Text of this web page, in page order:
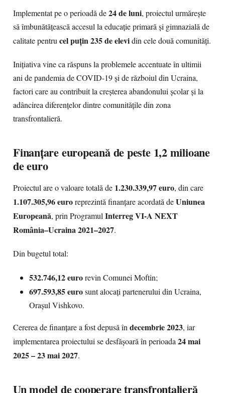
Implementat pe o perioadă de24 de luni, proiectul urmărește
să îmbunătățească accesul la educație primară și gimnazială de
calitate pentrucel puțin 235 de elevidin cele două comunități.
Inițiativa vine ca răspuns la problemele accentuate în ultimii
ani de pandemia de COVID-19 și de războiul din Ucraina,
factori care au contribuit la creșterea abandonului școlar și la
adâncirea diferențelor dintre comunitățile din zona
transfrontalieră.
Finanțare europeană de peste 1,2 milioane
de euro
Proiectul are o valoare totală de 1.230.339,97 euro, din care
1.107.305,96 euroreprezintă finanțare acordată deUniunea
Europeană, prin ProgramulInterreg VI-A NEXT
România–Ucraina 2021–2027.
Din bugetul total:
532.746,12 eurorevin Comunei Moftin;
697.593,85 eurosunt alocați partenerului din Ucraina,
Orașul Vishkovo.
Cererea de finanțare a fost depusă îndecembrie 2023, iar
implementarea proiectului se desfășoară în perioada24 mai
2025 – 23 mai 2027.
Un model de cooperare transfrontalieră